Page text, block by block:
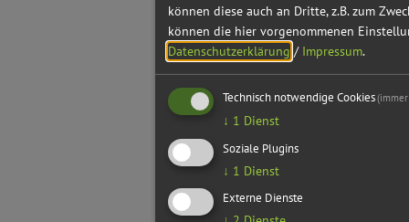
können diese auch an Dritte, z.B. zum
können die hier vorgenommenen
Datenschutzerklärung / Impressum.
Technisch notwendige Cookies
↓ 1 Dienst
Soziale Plugins
↓ 1 Dienst
Externe Dienste